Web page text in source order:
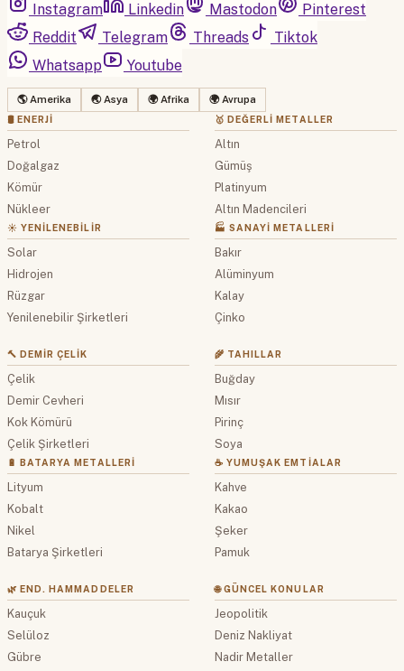
Instagram
Linkedin Mastodon
Pinterest
Reddit
Telegram Threads
Tiktok
Whatsapp
Youtube
🌎 Amerika 🌏 Asya 🌍 Afrika 🌍 Avrupa
🛢 ENERJI
Petrol
Doğalgaz
Kömür
Nükleer
☀️ YENILENEBILIR
Solar
Hidrojen
Rüzgar
Yenilenebilir Şirketleri
🥇 DEĞERLI METALLER
Altın
Gümüş
Platinyum
Altın Madencileri
🏭 SANAYI METALLERI
Bakır
Alüminyum
Kalay
Çinko
🔨 DEMIR ÇELIK
Çelik
Demir Cevheri
Kok Kömürü
Çelik Şirketleri
🔋 BATARYA METALLERI
Lityum
Kobalt
Nikel
Batarya Şirketleri
🌾 TAHILLAR
Buğday
Mısır
Pirinç
Soya
☕ YUMUŞAK EMTIALAR
Kahve
Kakao
Şeker
Pamuk
🌿 END. HAMMADDELER
Kauçuk
Selüloz
Gübre
🌐 GÜNCEL KONULAR
Jeopolitik
Deniz Nakliyat
Nadir Metaller